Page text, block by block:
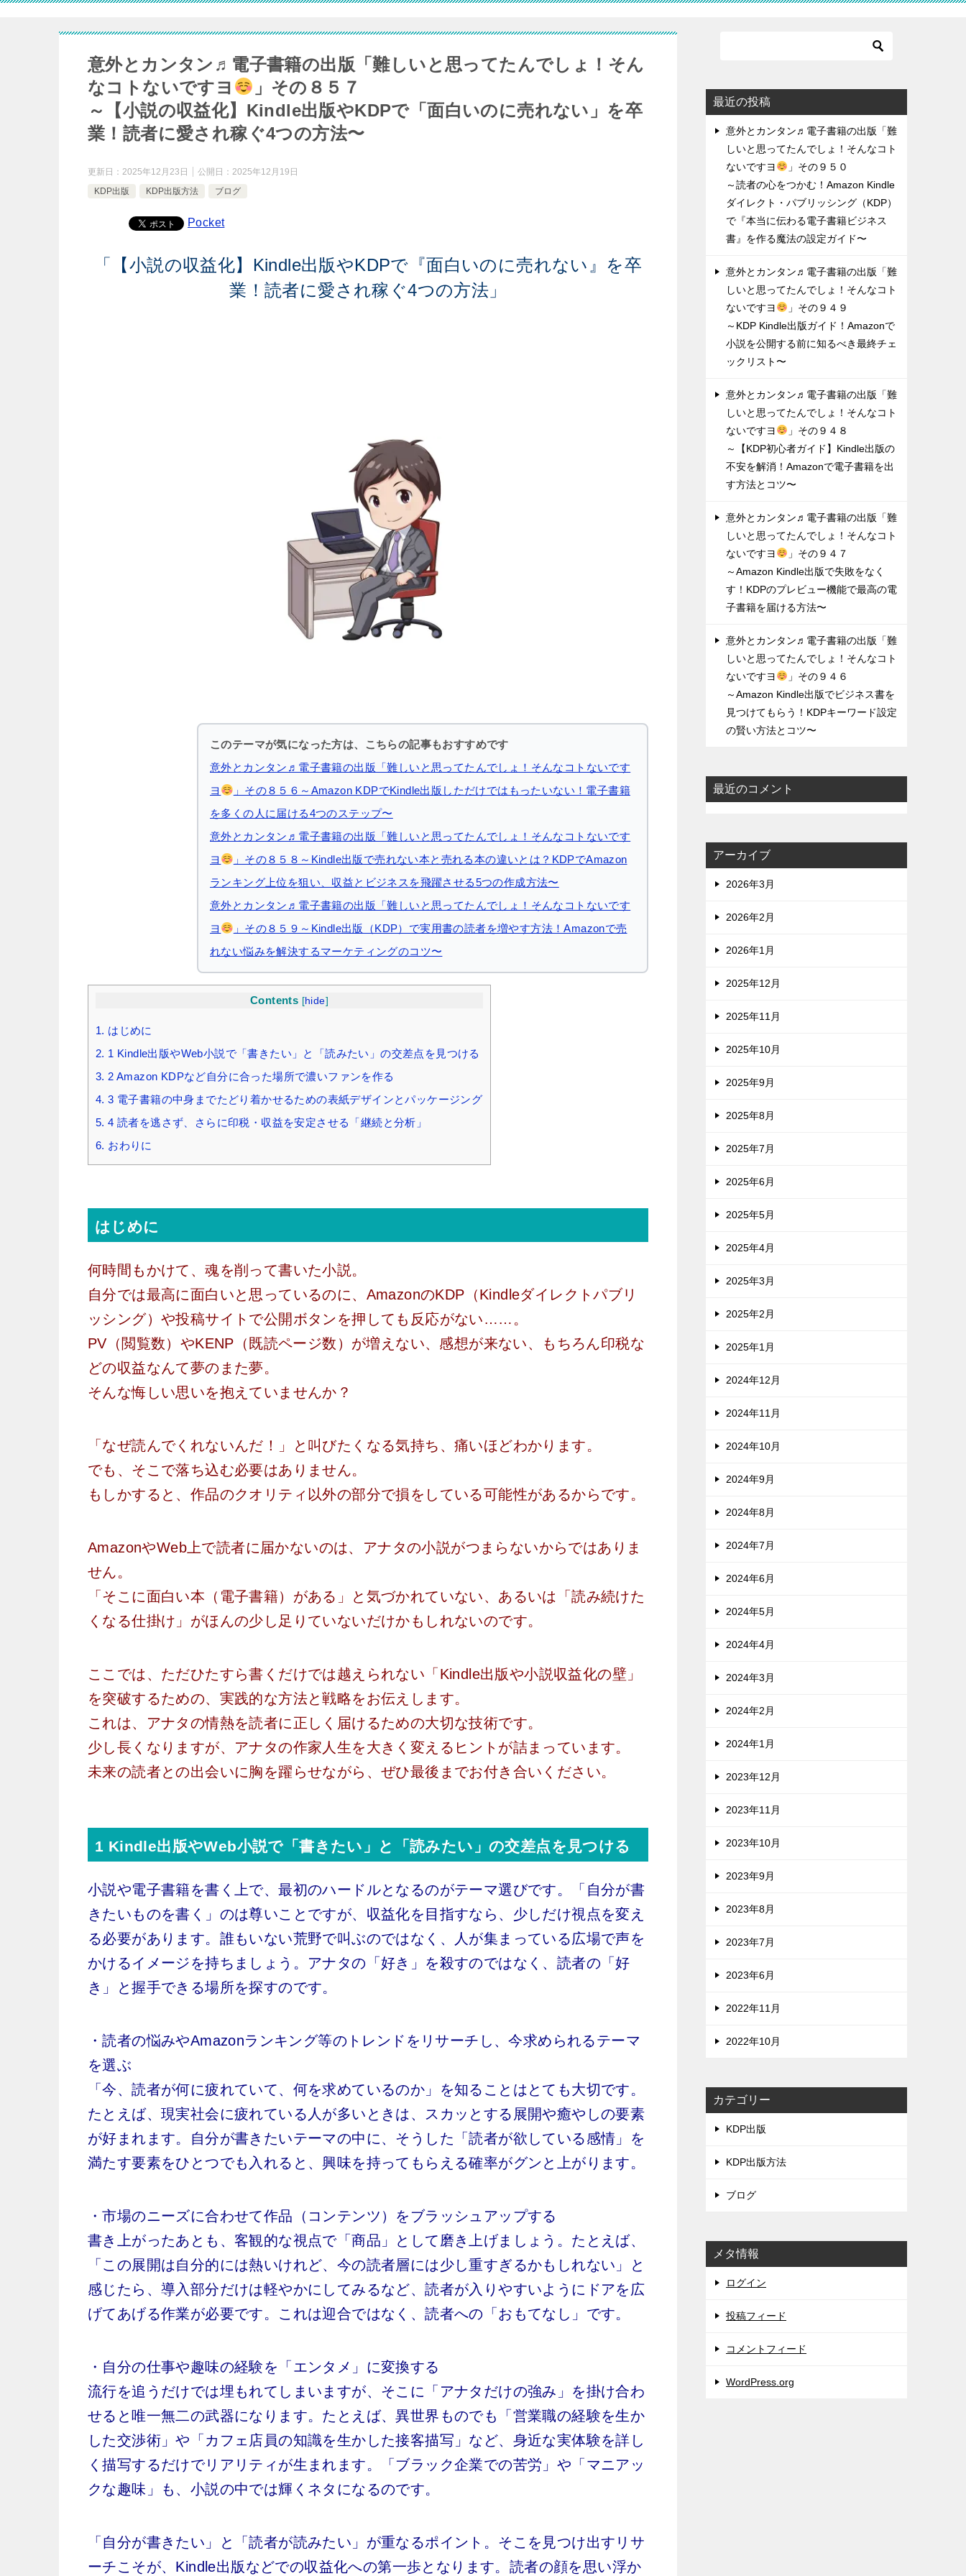
意外とカンタン♬電子書籍の出版「難しいと思ってたんでしょ！そん
なコトないですヨ
」その８５７
～【小説の収益化】Kindle出版やKDPで「面白いのに売れない」を卒
業！読者に愛され稼ぐ4つの方法〜
更新日： 2025年12月23日 公開日： 2025年12月19日
KDP出版
KDP出版方法 ブログ
Pocket
「【小説の収益化】Kindle出版やKDPで『面白いのに売れない』を卒
業！読者に愛され稼ぐ4つの方法」
このテーマが気になった方は、こちらの記事もおすすめです
意外とカンタン♬電子書籍の出版「難しいと思ってたんでしょ！そんなコトないです
ヨ
」その８５６～Amazon KDPでKindle出版しただけではもったいない！電子書籍
を多くの人に届ける4つのステップ〜
意外とカンタン♬電子書籍の出版「難しいと思ってたんでしょ！そんなコトないです
ヨ
」その８５８～Kindle出版で売れない本と売れる本の違いとは？KDPでAmazon
ランキング上位を狙い、収益とビジネスを飛躍させる5つの作成方法〜
意外とカンタン♬電子書籍の出版「難しいと思ってたんでしょ！そんなコトないです
ヨ
」その８５９～Kindle出版（KDP）で実用書の読者を増やす方法！Amazonで売
れない悩みを解決するマーケティングのコツ〜
Contents [hide]
1. はじめに
2. 1 Kindle出版やWeb小説で「書きたい」と「読みたい」の交差点を見つける
3. 2 Amazon KDPなど自分に合った場所で濃いファンを作る
4. 3 電子書籍の中身までたどり着かせるための表紙デザインとパッケージング
5. 4 読者を逃さず、さらに印税・収益を安定させる「継続と分析」
6. おわりに
はじめに
何時間もかけて、魂を削って書いた小説。
自分では最高に面白いと思っているのに、AmazonのKDP（Kindleダイレクトパブリ
ッシング）や投稿サイトで公開ボタンを押しても反応がない……。
PV（閲覧数）やKENP（既読ページ数）が増えない、感想が来ない、もちろん印税な
どの収益なんて夢のまた夢。
そんな悔しい思いを抱えていませんか？
「なぜ読んでくれないんだ！」と叫びたくなる気持ち、痛いほどわかります。
でも、そこで落ち込む必要はありません。
もしかすると、作品のクオリティ以外の部分で損をしている可能性があるからです。
AmazonやWeb上で読者に届かないのは、アナタの小説がつまらないからではありま
せん。
「そこに面白い本（電子書籍）がある」と気づかれていない、あるいは「読み続けた
くなる仕掛け」がほんの少し足りていないだけかもしれないのです。
ここでは、ただひたすら書くだけでは越えられない「Kindle出版や小説収益化の壁」
を突破するための、実践的な方法と戦略をお伝えします。
これは、アナタの情熱を読者に正しく届けるための大切な技術です。
少し長くなりますが、アナタの作家人生を大きく変えるヒントが詰まっています。
未来の読者との出会いに胸を躍らせながら、ぜひ最後までお付き合いください。
1 Kindle出版やWeb小説で「書きたい」と「読みたい」の交差点を見つける
小説や電子書籍を書く上で、最初のハードルとなるのがテーマ選びです。「自分が書
きたいものを書く」のは尊いことですが、収益化を目指すなら、少しだけ視点を変え
る必要があります。誰もいない荒野で叫ぶのではなく、人が集まっている広場で声を
かけるイメージを持ちましょう。アナタの「好き」を殺すのではなく、読者の「好
き」と握手できる場所を探すのです。
・読者の悩みやAmazonランキング等のトレンドをリサーチし、今求められるテーマ
を選ぶ
「今、読者が何に疲れていて、何を求めているのか」を知ることはとても大切です。
たとえば、現実社会に疲れている人が多いときは、スカッとする展開や癒やしの要素
が好まれます。自分が書きたいテーマの中に、そうした「読者が欲している感情」を
満たす要素をひとつでも入れると、興味を持ってもらえる確率がグンと上がります。
・市場のニーズに合わせて作品（コンテンツ）をブラッシュアップする
書き上がったあとも、客観的な視点で「商品」として磨き上げましょう。たとえば、
「この展開は自分的には熱いけれど、今の読者層には少し重すぎるかもしれない」と
感じたら、導入部分だけは軽やかにしてみるなど、読者が入りやすいようにドアを広
げてあげる作業が必要です。これは迎合ではなく、読者への「おもてなし」です。
・自分の仕事や趣味の経験を「エンタメ」に変換する
流行を追うだけでは埋もれてしまいますが、そこに「アナタだけの強み」を掛け合わ
せると唯一無二の武器になります。たとえば、異世界ものでも「営業職の経験を生か
した交渉術」や「カフェ店員の知識を生かした接客描写」など、身近な実体験を詳し
く描写するだけでリアリティが生まれます。「ブラック企業での苦労」や「マニアッ
クな趣味」も、小説の中では輝くネタになるのです。
「自分が書きたい」と「読者が読みたい」が重なるポイント。そこを見つけ出すリサ
ーチこそが、Kindle出版などでの収益化への第一歩となります。読者の顔を思い浮か
最近の投稿
意外とカンタン♬電子書籍の出版「難
しいと思ってたんでしょ！そんなコト
ないですヨ
」その９５０
～読者の心をつかむ！Amazon Kindle
ダイレクト・パブリッシング（KDP）
で『本当に伝わる電子書籍ビジネス
書』を作る魔法の設定ガイド〜
意外とカンタン♬電子書籍の出版「難
しいと思ってたんでしょ！そんなコト
ないですヨ
」その９４９
～KDP Kindle出版ガイド！Amazonで
小説を公開する前に知るべき最終チェ
ックリスト〜
意外とカンタン♬電子書籍の出版「難
しいと思ってたんでしょ！そんなコト
ないですヨ
」その９４８
～【KDP初心者ガイド】Kindle出版の
不安を解消！Amazonで電子書籍を出
す方法とコツ〜
意外とカンタン♬電子書籍の出版「難
しいと思ってたんでしょ！そんなコト
ないですヨ
」その９４７
～Amazon Kindle出版で失敗をなく
す！KDPのプレビュー機能で最高の電
子書籍を届ける方法〜
意外とカンタン♬電子書籍の出版「難
しいと思ってたんでしょ！そんなコト
ないですヨ
」その９４６
～Amazon Kindle出版でビジネス書を
見つけてもらう！KDPキーワード設定
の賢い方法とコツ〜
最近のコメント
アーカイブ
2026年3月
2026年2月
2026年1月
2025年12月
2025年11月
2025年10月
2025年9月
2025年8月
2025年7月
2025年6月
2025年5月
2025年4月
2025年3月
2025年2月
2025年1月
2024年12月
2024年11月
2024年10月
2024年9月
2024年8月
2024年7月
2024年6月
2024年5月
2024年4月
2024年3月
2024年2月
2024年1月
2023年12月
2023年11月
2023年10月
2023年9月
2023年8月
2023年7月
2023年6月
2022年11月
2022年10月
カテゴリー
KDP出版
KDP出版方法
ブログ
メタ情報
ログイン
投稿フィード
コメントフィード
WordPress.org